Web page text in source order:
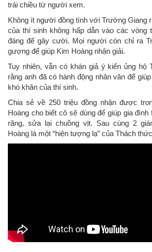
trái chiều từ người xem.
Không ít người đồng tình với Trường Giang
của thí sinh không hấp dẫn vào các vòng
đáng để gây cười. Mọi người còn chỉ ra
gượng để giúp Kim Hoàng nhận giải.
Tuy nhiên, vẫn có khán giả ý kiến ủng hộ
rằng anh đã có hành động nhân văn để
khó khăn của thí sinh.
Chia sẻ về 250 triệu đồng nhận được
Hoàng cho biết cô sẽ dùng để giúp gia
răng, sửa lại chuồng vịt. Sau cùng 2
Hoàng là một “hiện tượng lạ” của Thách